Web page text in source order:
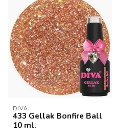
DIVA
433 Gellak Bonfire Ball
10 ml.